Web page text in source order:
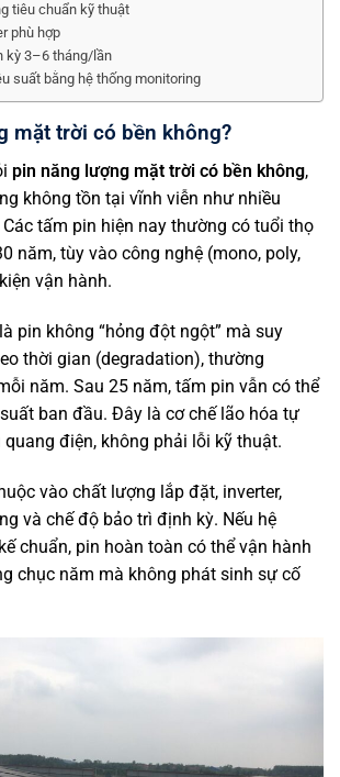
tiêu chuẩn kỹ thuật
phù hợp
kỳ 3–6 tháng/lần
suất bằng hệ thống monitoring
mặt trời có bền không?
pin năng lượng mặt trời có bền không,
không tồn tại vĩnh viễn như nhiều
tấm pin hiện nay thường có tuổi thọ
năm, tùy vào công nghệ (mono, poly,
vận hành.
pin không “hỏng đột ngột” mà suy
thời gian (degradation), thường
năm. Sau 25 năm, tấm pin vẫn có thể
ban đầu. Đây là cơ chế lão hóa tự
quang điện, không phải lỗi kỹ thuật.
vào chất lượng lắp đặt, inverter,
và chế độ bảo trì định kỳ. Nếu hệ
chuẩn, pin hoàn toàn có thể vận hành
chục năm mà không phát sinh sự cố